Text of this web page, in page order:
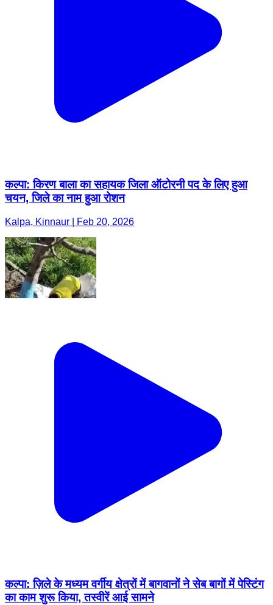
कल्पा: किरण बाला का सहायक जिला ऑटोरनी पद के लिए हुआ
चयन, जिले का नाम हुआ रोशन
Kalpa, Kinnaur | Feb 20, 2026
कल्पा: ज़िले के मध्यम वर्गीय क्षेत्रों में बागवानों ने सेब बागों में पेस्टिंग
का काम शुरू किया, तस्वीरें आई सामने